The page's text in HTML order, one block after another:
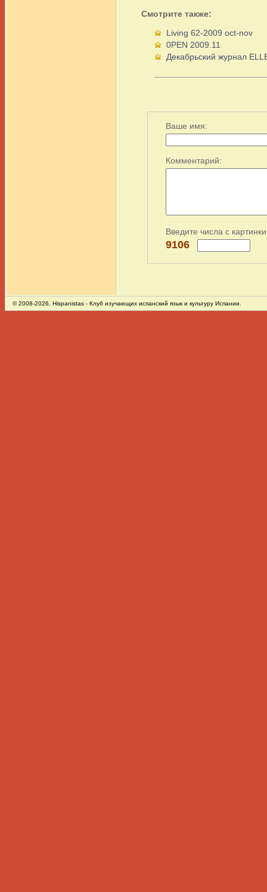
Смотрите также:
Living 62-2009 oct-nov
0PEN 2009.11
Декабрьский журнал
Ваше имя:
Комментарий:
Введите числа с
9106
© 2008-2026, Hispanistas - Клуб изучающих испанский язык и культуру Испании.